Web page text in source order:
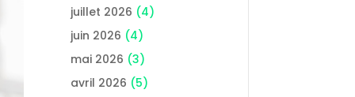
juillet 2026 (4)
juin 2026 (4)
mai 2026 (3)
avril 2026 (5)